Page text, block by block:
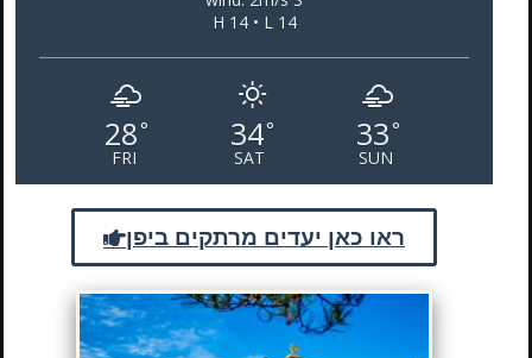
H 14 • L 14
28°
FRI
34°
SAT
33°
SUN
ראו כאן יעדים מרתקים ביפן